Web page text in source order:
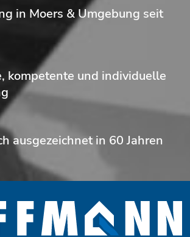
in Moers & Umgebung seit
kompetente und individuelle
ausgezeichnet in 60 Jahren